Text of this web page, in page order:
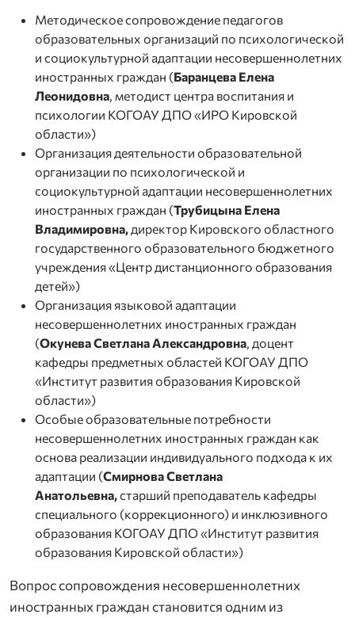
Методическое сопровождение педагогов
образовательных организаций по психологической
и социокультурной адаптации несовершеннолетних
иностранных граждан (Баранцева Елена
Леонидовна , методист центра воспитания и
психологии КОГОАУ ДПО «ИРО Кировской
области»)
Организация деятельности образовательной
организации по психологической и
социокультурной адаптации несовершеннолетних
иностранных граждан (Трубицына Елена
Владимировна, директор Кировского областного
государственного образовательного бюджетного
учреждения «Центр дистанционного образования
детей»)
Организация языковой адаптации
несовершеннолетних иностранных граждан
(Окунева Светлана Александровна , доцент
кафедры предметных областей КОГОАУ ДПО
«Институт развития образования Кировской
области»)
Особые образовательные потребности
несовершеннолетних иностранных граждан как
основа реализации индивидуального подхода к их
адаптации (Смирнова Светлана
Анатольевна, старший преподаватель кафедры
специального (коррекционного) и инклюзивного
образования КОГОАУ ДПО «Институт развития
образования Кировской области»)
Вопрос сопровождения несовершеннолетних
иностранных граждан становится одним из